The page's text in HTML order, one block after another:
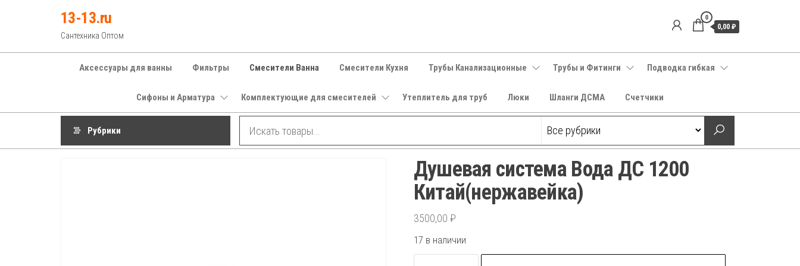
13-13.ru
Сантехника Оптом
0
0,00 ₽
Аксессуары для ванны Фильтры Смесители Ванна Смесители Кухня Трубы Канализационные Трубы и Фитинги Подводка гибкая
Сифоны и Арматура Комплектующие для смесителей Утеплитель для труб Люки Шланги ДСМА Счетчики
Рубрики
Душевая система Вода ДС 1200
Китай(нержавейка)
3500,00 ₽
17 в наличии